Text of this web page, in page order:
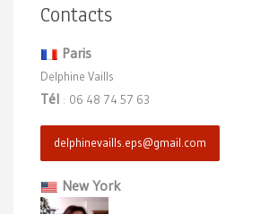
Contacts
Paris
Delphine Vaills
Tél : 06 48 74 57 63
delphinevaills.eps@gmail.com
New York